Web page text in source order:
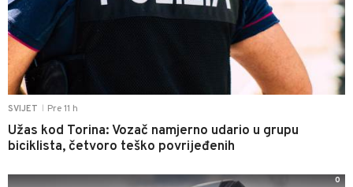
SVIJET Pre 11 h
Užas kod Torina: Vozač namjerno udario u grupu
biciklista, četvoro teško povrijeđenih
0